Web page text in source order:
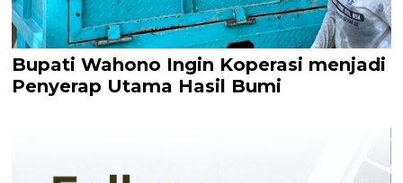
Bupati Wahono Ingin Koperasi menjadi
Penyerap Utama Hasil Bumi